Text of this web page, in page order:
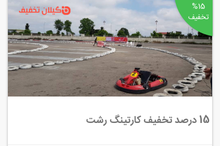
%15
تخفیف
15 درصد تخفیف کارتینگ رشت